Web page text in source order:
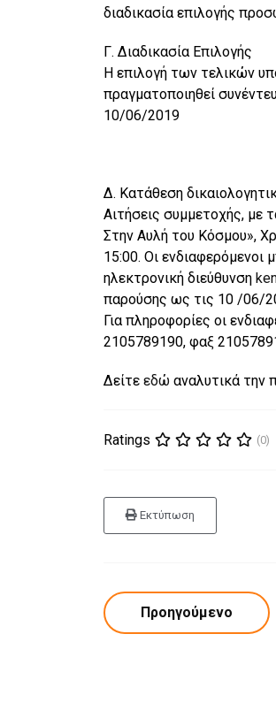
διαδικασία επιλογής
Γ. Διαδικασία Επιλογής
Η επιλογή των τελικών
πραγματοποιηθεί
10/06/2019
Δ. Κατάθεση
Αιτήσεις συμμετοχής, με
Στην Αυλή του Κόσμου»,
15:00. Οι ενδιαφερόμενοι
ηλεκτρονική διεύθυνση
παρούσης ως τις 10 /06/
Για πληροφορίες οι
2105789190, φαξ
Δείτε εδώ αναλυτικά την
Ratings (0)
Εκτύπωση
Προηγούμενο